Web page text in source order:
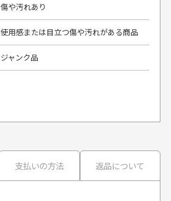
傷や汚れあり
使用感または目立つ傷や汚れがある商品
ジャンク品
30代男性
支払いの方法 返品について